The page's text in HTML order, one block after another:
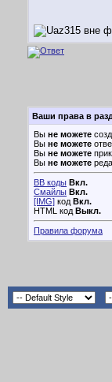
Ваши права в
Вы не можете
Вы не можете
Вы не можете
Вы не можете
BB коды Вкл.
Смайлы Вкл.
[IMG] код Вкл.
HTML код Выкл.
Правила форума